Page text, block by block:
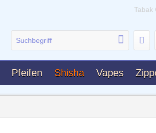
Tabak
Pfeifen Shisha Vapes